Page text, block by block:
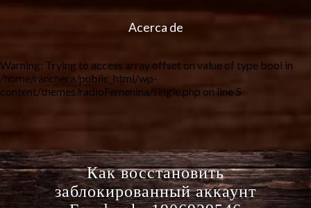
Acerca de
Warning: Trying to access array offset on value of type bool in
/home/ranchera/public_html/wp-
content/themes/radioFemenina/single.php on line 5
Как восстановить
заблокированный аккаунт